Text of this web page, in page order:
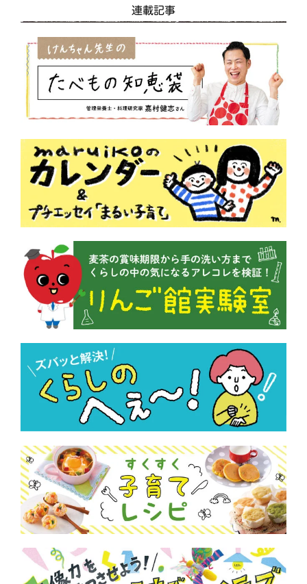
連載記事